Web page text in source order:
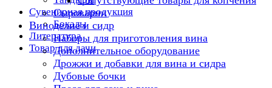
Сувенирная продукция
Бокалы
Литература
Товар для дачи
Сыроварни
Виноделие и сидр
Наборы для приготовления вина
Дополнительное оборудование
Дрожжи и добавки для вина и сидра
Дубовые бочки